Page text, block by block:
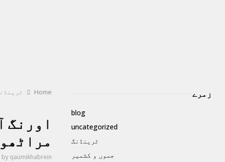
Home
by qaumikhabrein
زمرے
blog
uncategorized
ٹرینڈنگ
جموں و کشمیر